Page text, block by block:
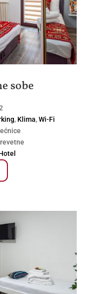
sobe
, Klima,Wi-Fi